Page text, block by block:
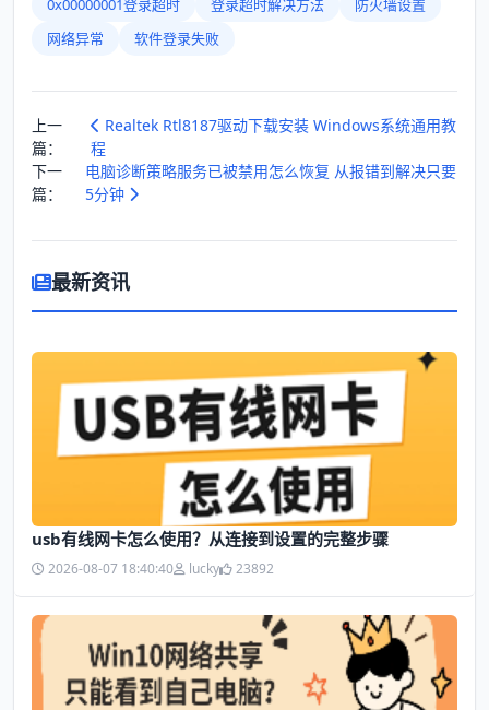
网络异常
软件登录失败
上一
篇：
Realtek Rtl8187驱动下载安装 Windows系统通用教
程
下一
篇：
电脑诊断策略服务已被禁用怎么恢复 从报错到解决只要
5分钟
最新资讯
usb有线网卡怎么使用？从连接到设置的完整步骤
2026-08-07 18:40:40 lucky 23892